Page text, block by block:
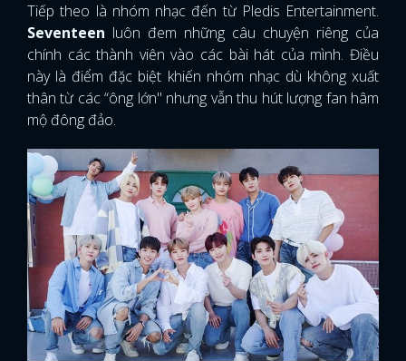
Tiếp theo là nhóm nhạc đến từ Pledis Entertainment.
Seventeen luôn đem những câu chuyện riêng của
chính các thành viên vào các bài hát của mình. Điều
này là điểm đặc biệt khiến nhóm nhạc dù không xuất
thân từ các “ông lớn" nhưng vẫn thu hút lượng fan hâm
mộ đông đảo.